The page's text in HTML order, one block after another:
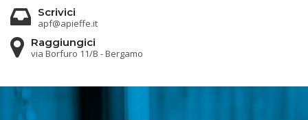
Scrivici
apf@apieffe.it
Raggiungici
via Borfuro 11/B - Bergamo